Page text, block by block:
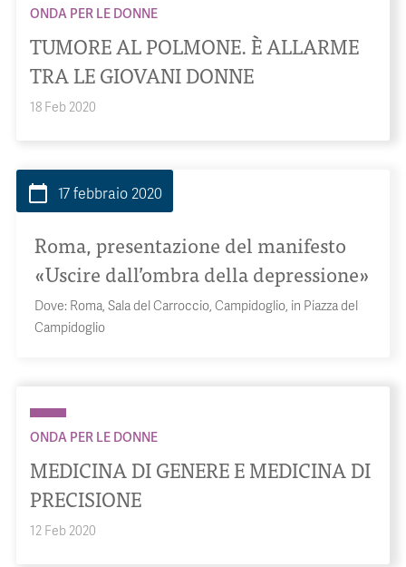
ONDA PER LE DONNE
TUMORE AL POLMONE. È ALLARME
TRA LE GIOVANI DONNE
18 Feb 2020
calendar_today 17 febbraio 2020
Roma, presentazione del manifesto
«Uscire dall’ombra della depressione»
Dove: Roma, Sala del Carroccio, Campidoglio, in Piazza del
Campidoglio
ONDA PER LE DONNE
MEDICINA DI GENERE E MEDICINA DI
PRECISIONE
12 Feb 2020